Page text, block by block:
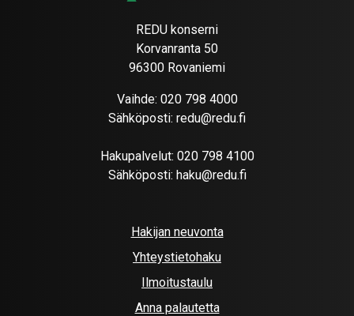
REDU konserni
Korvanranta 50
96300 Rovaniemi
Vaihde: 020 798 4000
Sähköposti: redu@redu.fi
Hakupalvelut: 020 798 4100
Sähköposti: haku@redu.fi
Hakijan neuvonta
Yhteystietohaku
Ilmoitustaulu
Anna palautetta